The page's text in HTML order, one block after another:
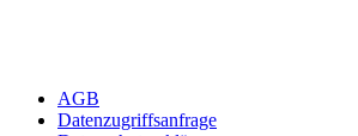
AGB
Datenzugriffsanfrage